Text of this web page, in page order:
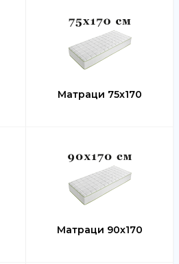
Матраци 75х170
Матраци 90х170